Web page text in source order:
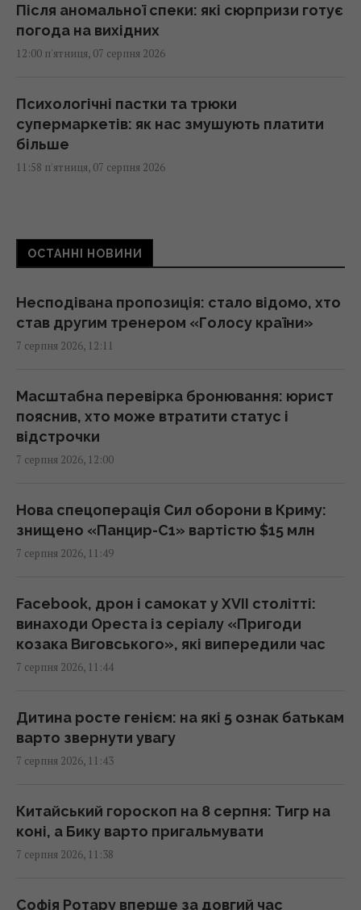
Після аномальної спеки: які сюрпризи готує
погода на вихідних
12:00 п'ятниця, 07 серпня 2026
Психологічні пастки та трюки
супермаркетів: як нас змушують платити
більше
11:58 п'ятниця, 07 серпня 2026
показала, який вигляд має зараз
11:50 п'ятниця, 07 серпня 2026
Дебати щодо України свідчать, що ЄС не
готовий приймати нових членів, - FT
11:46 п'ятниця, 07 серпня 2026
Помідори почервоніють миттєво: чим
поливати кущі для швидкого дозрівання
11:45 п'ятниця, 07 серпня 2026
монету на честь тріумфу збірної з футболу
(фото)
11:42 п'ятниця, 07 серпня 2026
687 тисяч сонячних панелей допомогли
місту пережити три урагани
"народний" смартфон Samsung показали у
всіх кольорах
11:40 п'ятниця, 07 серпня 2026
Понад третина поляків невдоволена
реакцією влади на інцидент з російською
ракетою, – опитування
ОСТАННІ НОВИНИ
Несподівана пропозиція: стало відомо, хто
став другим тренером «Голосу країни»
7 серпня 2026, 12:11
Масштабна перевірка бронювання: юрист
пояснив, хто може втратити статус і
відстрочки
7 серпня 2026, 12:00
Нова спецоперація Сил оборони в Криму:
знищено «Панцир-С1» вартістю $15 млн
7 серпня 2026, 11:49
Facebook, дрон і самокат у XVII столітті:
винаходи Ореста із серіалу «Пригоди
козака Виговського», які випередили час
7 серпня 2026, 11:44
Дитина росте генієм: на які 5 ознак батькам
варто звернути увагу
7 серпня 2026, 11:43
Китайський гороскоп на 8 серпня: Тигр на
коні, а Бику варто пригальмувати
7 серпня 2026, 11:38
Софія Ротару вперше за довгий час